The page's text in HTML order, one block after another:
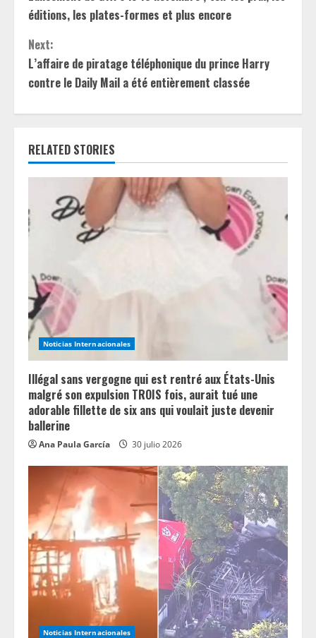
o
n
t
u
R
a
d
i
n
g
éditions, les plates-formes et plus encore
Next:
L’affaire de piratage téléphonique du prince Harry
contre le Daily Mail a été entièrement classée
RELATED STORIES
Noticias Internacionales
Illégal sans vergogne qui est rentré aux États-Unis
malgré son expulsion TROIS fois, aurait tué une
adorable fillette de six ans qui voulait juste devenir
ballerine
Ana Paula García 30 julio 2026
Noticias Internacionales